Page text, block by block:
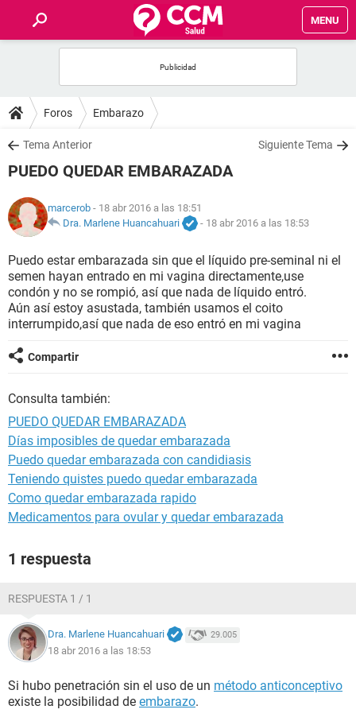
MENU
FOROS
SALUD
NUTRICIÓN
BIENESTAR
SEXUALIDAD
GLOSARIO
Foros Embarazo
Tema Anterior Siguiente Tema
PUEDO QUEDAR EMBARAZADA
marcerob - 18 abr 2016 a las 18:51
Dra. Marlene Huancahuari
- 18 abr 2016 a las 18:53
Puedo estar embarazada sin que el líquido pre-seminal ni el
semen hayan entrado en mi vagina directamente,use
condón y no se rompió, así que nada de líquido entró.
Aún así estoy asustada, también usamos el coito
interrumpido,así que nada de eso entró en mi vagina
Compartir
Consulta también:
PUEDO QUEDAR EMBARAZADA
Días imposibles de quedar embarazada
Puedo quedar embarazada con candidiasis
Teniendo quistes puedo quedar embarazada
Como quedar embarazada rapido
Medicamentos para ovular y quedar embarazada
1 respuesta
RESPUESTA 1 / 1
Dra. Marlene Huancahuari 29.005
18 abr 2016 a las 18:53
Si hubo penetración sin el uso de un método anticonceptivo
existe la posibilidad de embarazo.